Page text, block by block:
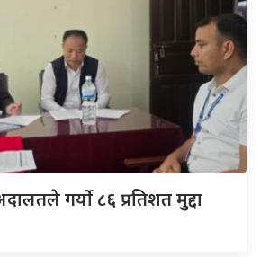
गर्यो ८६ प्रतिशत मुद्दा